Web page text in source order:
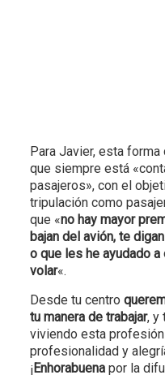
Para Javier, esta forma
que siempre está
pasajeros», con el
tripulación como
que «no hay mayor
bajan del avión, te
o que les he ayudado
volar«.
Desde tu centro
tu manera de trabajar, y
viviendo esta
profesionalidad y
¡Enhorabuenapor la